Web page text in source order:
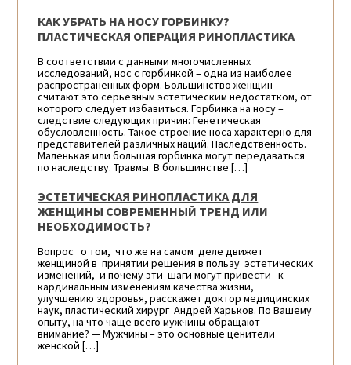
КАК УБРАТЬ НА НОСУ ГОРБИНКУ?
ПЛАСТИЧЕСКАЯ ОПЕРАЦИЯ РИНОПЛАСТИКА
В соответствии с данными многочисленных
исследований, нос с горбинкой – одна из наиболее
распространенных форм. Большинство женщин
считают это серьезным эстетическим недостатком, от
которого следует избавиться. Горбинка на носу –
следствие следующих причин: Генетическая
обусловленность. Такое строение носа характерно для
представителей различных наций. Наследственность.
Маленькая или большая горбинка могут передаваться
по наследству. Травмы. В большинстве […]
ЭСТЕТИЧЕСКАЯ РИНОПЛАСТИКА ДЛЯ
ЖЕНЩИНЫ СОВРЕМЕННЫЙ ТРЕНД ИЛИ
НЕОБХОДИМОСТЬ?
Вопрос о том, что же на самом деле движет
женщиной в принятии решения в пользу эстетических
изменений, и почему эти шаги могут привести к
кардинальным изменениям качества жизни,
улучшению здоровья, расскажет доктор медицинских
наук, пластический хирург Андрей Харьков. По Вашему
опыту, на что чаще всего мужчины обращают
внимание? — Мужчины – это основные ценители
женской […]